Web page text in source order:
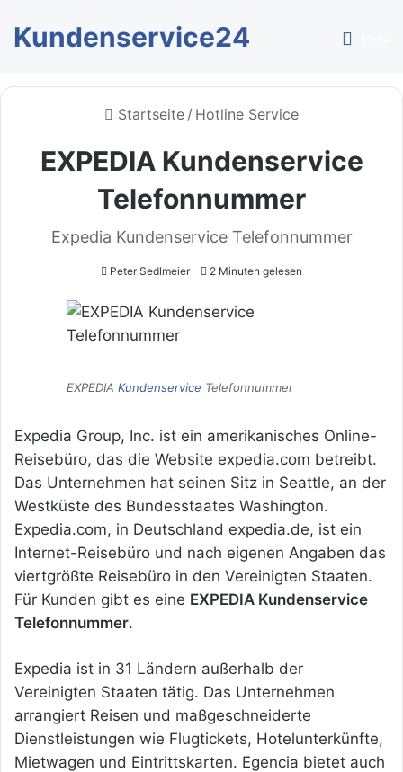
Kundenservice24
Startseite / Hotline Service
EXPEDIA Kundenservice
Telefonnummer
Expedia Kundenservice Telefonnummer
Peter Sedlmeier 2 Minuten gelesen
EXPEDIA Kundenservice Telefonnummer
Expedia Group, Inc. ist ein amerikanisches Online-
Reisebüro, das die Website expedia.com betreibt.
Das Unternehmen hat seinen Sitz in Seattle, an der
Westküste des Bundesstaates Washington.
Expedia.com, in Deutschland expedia.de, ist ein
Internet-Reisebüro und nach eigenen Angaben das
viertgrößte Reisebüro in den Vereinigten Staaten.
Für Kunden gibt es eine EXPEDIA Kundenservice
Telefonnummer.
Expedia ist in 31 Ländern außerhalb der
Vereinigten Staaten tätig. Das Unternehmen
arrangiert Reisen und maßgeschneiderte
Dienstleistungen wie Flugtickets, Hotelunterkünfte,
Mietwagen und Eintrittskarten. Egencia bietet auch